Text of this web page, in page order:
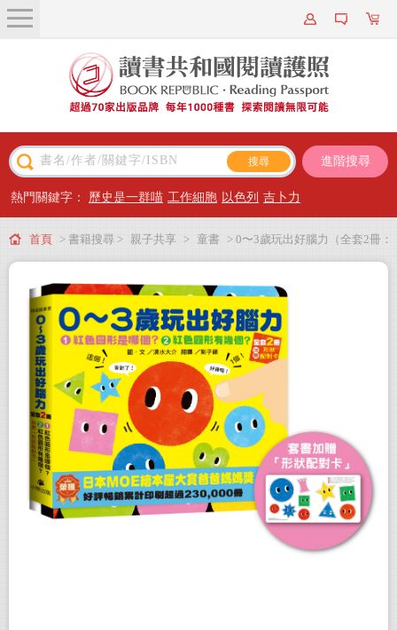
關於我們
近期新書
主題閱讀
出版專區
會員專屬
會員儲值方案
進階搜尋
熱門關鍵字： 歷史是一群喵 工作細胞 以色列 吉卜力
首頁 > 書籍搜尋 > 親子共享 > 童書 > 0〜3歲玩出好腦力（全套2冊：
1.紅色圓形是哪個？2.紅色圓形有幾個？&加贈「形狀配對卡」）